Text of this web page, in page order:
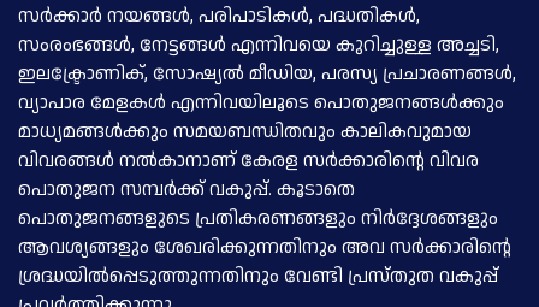
സര്‍ക്കാര്‍ നയങ്ങള്‍, പരിപാടികള്‍, പദ്ധതികള്‍,
സംരംഭങ്ങള്‍, നേട്ടങ്ങള്‍ എന്നിവയെ കുറിച്ചുള്ള അച്ചടി,
ഇലക്ട്രോണിക്, സോഷ്യല്‍ മീഡിയ, പരസ്യ പ്രചാരണങ്ങള്‍,
വ്യാപാര മേളകള്‍ എന്നിവയിലൂടെ പൊതുജനങ്ങള്‍ക്കും
മാധ്യമങ്ങള്‍ക്കും സമയബന്ധിതവും കാലികവുമായ
വിവരങ്ങള്‍ നല്‍കാനാണ് കേരള സര്‍ക്കാരിന്റെ വിവര
പൊതുജന സമ്പര്‍ക്ക് വകുപ്പ്. കൂടാതെ
പൊതുജനങ്ങളുടെ പ്രതികരണങ്ങളും നിര്‍ദ്ദേശങ്ങളും
ആവശ്യങ്ങളും ശേഖരിക്കുന്നതിനും അവ സര്‍ക്കാരിന്റെ
ശ്രദ്ധയില്‍പ്പെടുത്തുന്നതിനും വേണ്ടി പ്രസ്തുത വകുപ്പ്